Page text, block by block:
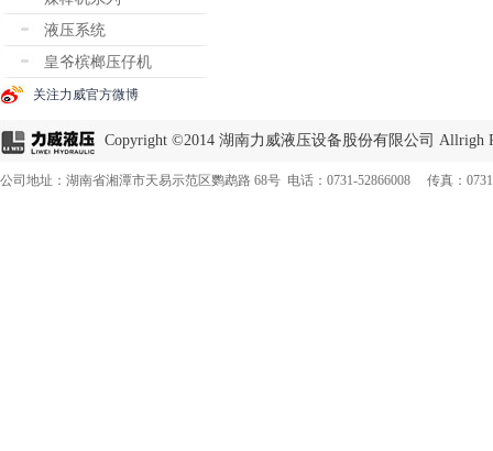
液压系统
皇爷槟榔压仔机
关注力威官方微博
Copyright ©2014 湖南力威液压设备股份有限公司 Allrigh
公司地址：湖南省湘潭市天易示范区鹦鹉路 68号 电话：0731-52866008 传真：